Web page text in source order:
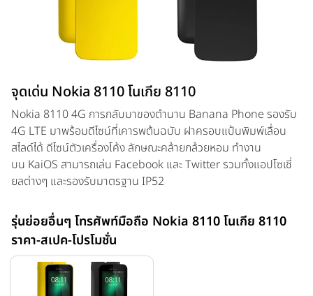
จุดเด่น Nokia 8110 โนเกีย 8110
Nokia 8110 4G การกลับมาของตำนาน Banana Phone รองรับ
4G LTE มาพร้อมดีไซน์ที่เคารพต้นฉบับ ฝาครอบแป้นพิมพ์เลื่อน
สไลด์ได้ ดีไซน์ตัวเครื่องโค้ง ลักษณะคล้ายกล้วยหอม ทำงาน
บน KaiOS สามารถเล่น Facebook และ Twitter รวมทั้งแอปโซเชี่
ยลต่างๆ และรองรับมาตรฐาน IP52
รุ่นย่อยอื่นๆ โทรศัพท์มือถือ Nokia 8110 โนเกีย 8110
ราคา-สเปค-โปรโมชั่น